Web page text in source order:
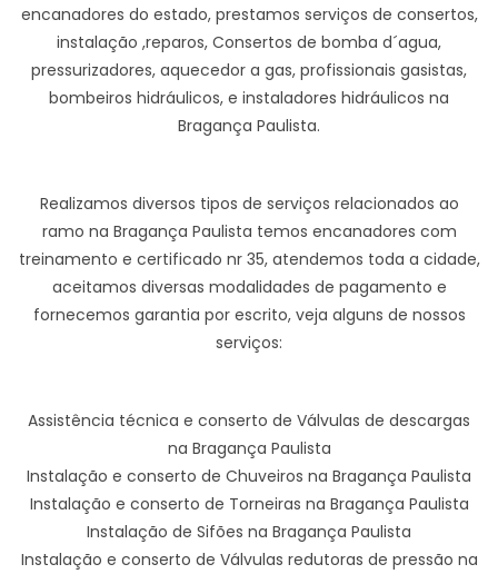
encanadores do estado, prestamos serviços de consertos,
instalação ,reparos, Consertos de bomba d´agua,
pressurizadores, aquecedor a gas, profissionais gasistas,
bombeiros hidráulicos, e instaladores hidráulicos na
Bragança Paulista.
Realizamos diversos tipos de serviços relacionados ao
ramo na Bragança Paulista temos encanadores com
treinamento e certificado nr 35, atendemos toda a cidade,
aceitamos diversas modalidades de pagamento e
fornecemos garantia por escrito, veja alguns de nossos
serviços:
Assistência técnica e conserto de Válvulas de descargas
na Bragança Paulista
Instalação e conserto de Chuveiros na Bragança Paulista
Instalação e conserto de Torneiras na Bragança Paulista
Instalação de Sifões na Bragança Paulista
Instalação e conserto de Válvulas redutoras de pressão na